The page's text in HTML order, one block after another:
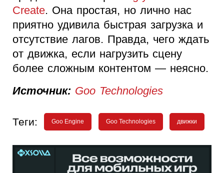
Create. Она простая, но лично нас
приятно удивила быстрая загрузка и
отсутствие лагов. Правда, чего ждать
от движка, если нагрузить сцену
более сложным контентом — неясно.
Источник: Goo Technologies
Теги: Goo Engine Goo Technologies движки